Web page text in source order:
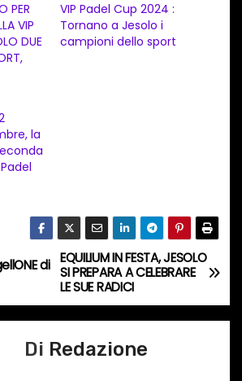
PER
VIP
DUE
VIP Padel Cup 2024 :
Tornano a Jesolo i
campioni dello sport
la
EQUILIUM IN FESTA, JESOLO
SI PREPARA A CELEBRARE
LE SUE RADICI
di
Di Redazione